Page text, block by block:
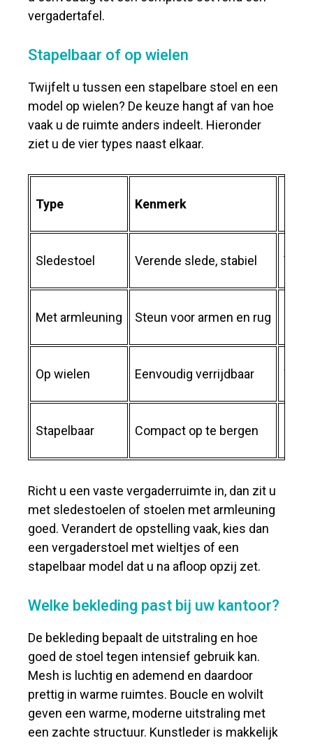
vergadertafel.
Stapelbaar of op wielen
Twijfelt u tussen een stapelbare stoel en een
model op wielen? De keuze hangt af van hoe
vaak u de ruimte anders indeelt. Hieronder
ziet u de vier types naast elkaar.
Type Kenmerk
Sledestoel Verende slede, stabiel
Met armleuning Steun voor armen en rug
Op wielen Eenvoudig verrijdbaar
Stapelbaar Compact op te bergen
Richt u een vaste vergaderruimte in, dan zit u
met sledestoelen of stoelen met armleuning
goed. Verandert de opstelling vaak, kies dan
een vergaderstoel met wieltjes of een
stapelbaar model dat u na afloop opzij zet.
Welke bekleding past bij uw kantoor?
De bekleding bepaalt de uitstraling en hoe
goed de stoel tegen intensief gebruik kan.
Mesh is luchtig en ademend en daardoor
prettig in warme ruimtes. Boucle en wolvilt
geven een warme, moderne uitstraling met
een zachte structuur. Kunstleder is makkelijk